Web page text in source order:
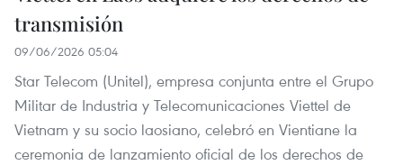
transmisión
09/06/2026 05:04
Star Telecom (Unitel), empresa conjunta entre el Grupo
Militar de Industria y Telecomunicaciones Viettel de
Vietnam y su socio laosiano, celebró en Vientiane la
ceremonia de lanzamiento oficial de los derechos de